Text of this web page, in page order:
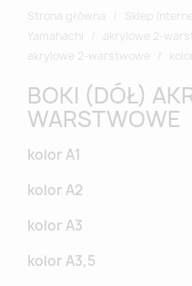
Strona główna Sklep
Yamahachi
akrylowe 2-
akrylowe 2-warstwowe
BOKI (DÓŁ)
WARSTWOWE
kolor A1
kolor A2
kolor A3
kolor A3,5